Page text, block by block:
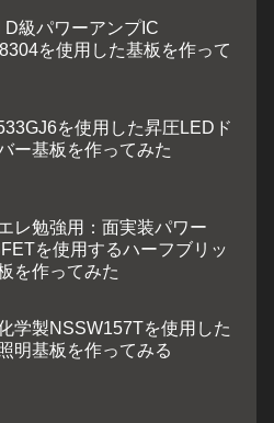
D級パワーアンプIC
を使用した基板を作って
を使用した昇圧LEDド
ー基板を作ってみた
レ勉強用：面実装パワー
を使用するハーフブリッ
を作ってみた
学製NSSW157Tを使用した
明基板を作ってみる